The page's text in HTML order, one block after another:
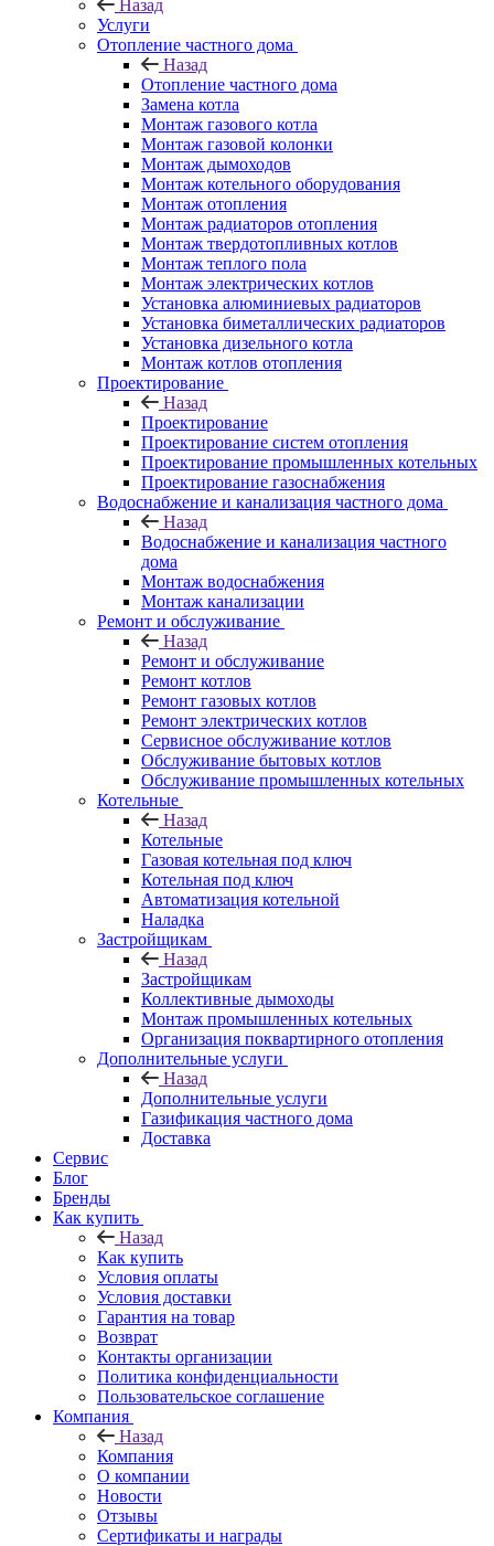
Назад
Услуги
Отопление частного дома
Назад
Отопление частного дома
Замена котла
Монтаж газового котла
Монтаж газовой колонки
Монтаж дымоходов
Монтаж котельного оборудования
Монтаж отопления
Монтаж радиаторов отопления
Монтаж твердотопливных котлов
Монтаж теплого пола
Монтаж электрических котлов
Установка алюминиевых радиаторов
Установка биметаллических радиаторов
Установка дизельного котла
Монтаж котлов отопления
Проектирование
Назад
Проектирование
Проектирование систем отопления
Проектирование промышленных котельных
Проектирование газоснабжения
Водоснабжение и канализация частного дома
Назад
Водоснабжение и канализация частного
дома
Монтаж водоснабжения
Монтаж канализации
Ремонт и обслуживание
Назад
Ремонт и обслуживание
Ремонт котлов
Ремонт газовых котлов
Ремонт электрических котлов
Сервисное обслуживание котлов
Обслуживание бытовых котлов
Обслуживание промышленных котельных
Котельные
Назад
Котельные
Газовая котельная под ключ
Котельная под ключ
Автоматизация котельной
Наладка
Застройщикам
Назад
Застройщикам
Коллективные дымоходы
Монтаж промышленных котельных
Организация поквартирного отопления
Дополнительные услуги
Назад
Дополнительные услуги
Газификация частного дома
Доставка
Сервис
Блог
Бренды
Как купить
Назад
Как купить
Условия оплаты
Условия доставки
Гарантия на товар
Возврат
Контакты организации
Политика конфиденциальности
Пользовательское соглашение
Компания
Назад
Компания
О компании
Новости
Отзывы
Сертификаты и награды